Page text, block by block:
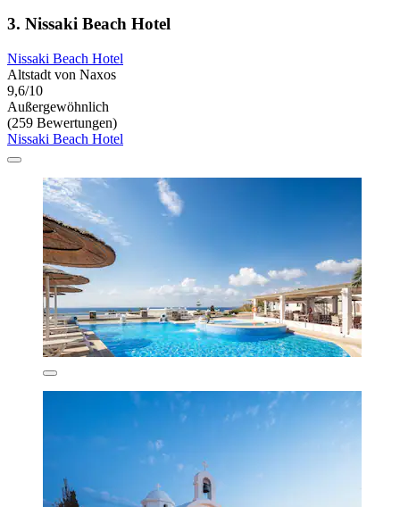
3. Nissaki Beach Hotel
Nissaki Beach Hotel
Altstadt von Naxos
9,6/10
Außergewöhnlich
(259 Bewertungen)
Nissaki Beach Hotel